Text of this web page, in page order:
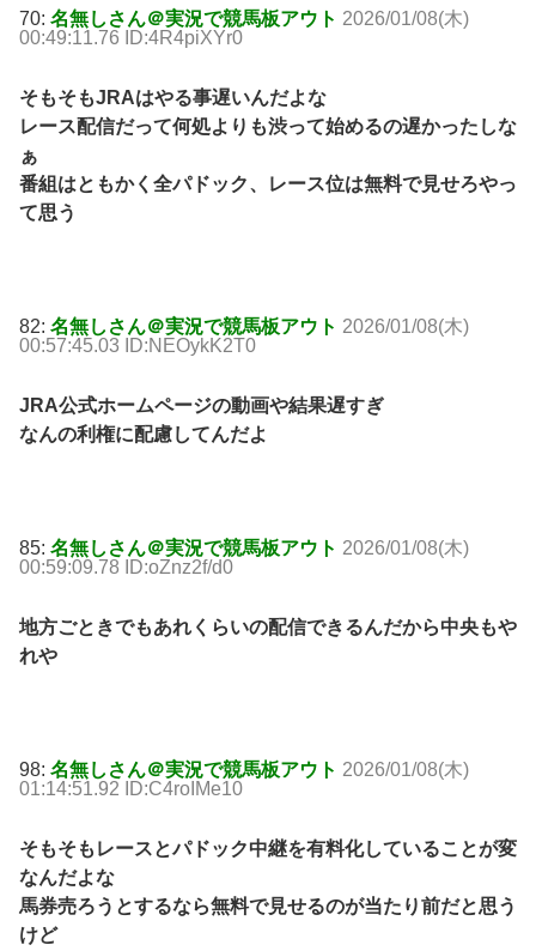
70: 名無しさん＠実況で競馬板アウト 2026/01/08(木)
00:49:11.76 ID:4R4piXYr0
そもそもJRAはやる事遅いんだよな
レース配信だって何処よりも渋って始めるの遅かったしな
ぁ
番組はともかく全パドック、レース位は無料で見せろやっ
て思う
82: 名無しさん＠実況で競馬板アウト 2026/01/08(木)
00:57:45.03 ID:NEOykK2T0
JRA公式ホームページの動画や結果遅すぎ
なんの利権に配慮してんだよ
85: 名無しさん＠実況で競馬板アウト 2026/01/08(木)
00:59:09.78 ID:oZnz2f/d0
地方ごときでもあれくらいの配信できるんだから中央もや
れや
98: 名無しさん＠実況で競馬板アウト 2026/01/08(木)
01:14:51.92 ID:C4roIMe10
そもそもレースとパドック中継を有料化していることが変
なんだよな
馬券売ろうとするなら無料で見せるのが当たり前だと思う
けど